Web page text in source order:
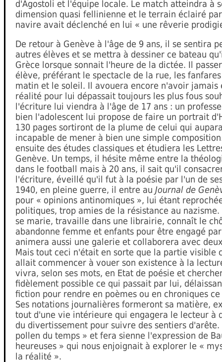
d'Agostoli et l'équipe locale. Le match atteindra à
dimension quasi fellinienne et le terrain éclairé
navire avait déclenché en lui « une rêverie
De retour à Genève à l'âge de 9 ans, il se sentira
autres élèves et se mettra à dessiner ce bateau
Grèce lorsque sonnait l'heure de la dictée. Il
élève, préférant le spectacle de la rue, les
matin et le soleil. Il avouera encore n'avoir jamais
réalité pour lui dépassait toujours les plus fous
l'écriture lui viendra à l'âge de 17 ans : un
bien l'adolescent lui propose de faire un portrait
130 pages sortiront de la plume de celui qui
incapable de mener à bien une simple
ensuite des études classiques et étudiera les
Genève. Un temps, il hésite même entre la
dans le football mais à 20 ans, il sait qu'il
l'écriture, éveillé qu'il fut à la poésie par l'un de
1940, en pleine guerre, il entre au Journal de
pour « opinions antinomiques », lui étant
politiques, trop amies de la résistance au
se marie, travaille dans une librairie, connaît le
abandonne femme et enfants pour être engagé
animera aussi une galerie et collaborera avec
Mais tout ceci n'était en sorte que la partie visible
allait commencer à vouer son existence à la
vivra, selon ses mots, en Etat de poésie et
fidèlement possible ce qui passait par lui,
fiction pour rendre en poèmes ou en chroniques
Ses notations journalières formeront sa matière,
tout d'une vie intérieure qui engagera le lecteur à
du divertissement pour suivre des sentiers
pollen du temps » et fera sienne l'expression de
heureuses » qui nous enjoignait à explorer le «
la réalité ».